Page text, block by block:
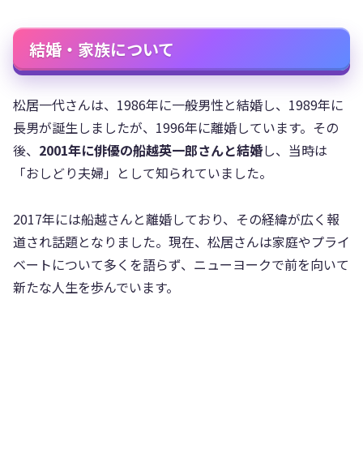
結婚・家族について
松居一代さんは、1986年に一般男性と結婚し、1989年に
長男が誕生しましたが、1996年に離婚しています。その
後、 2001年に俳優の船越英一郎さんと結婚し、当時は
「おしどり夫婦」として知られていました。
2017年には船越さんと離婚しており、その経緯が広く報
道され話題となりました。現在、松居さんは家庭やプライ
ベートについて多くを語らず、ニューヨークで前を向いて
新たな人生を歩んでいます。